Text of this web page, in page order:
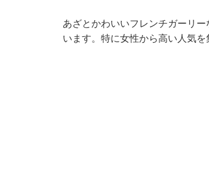
あざとかわいいフレンチガーリ
います。特に女性から高い人気